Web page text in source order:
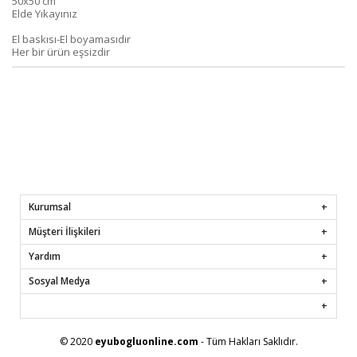
Elde Yıkayınız
El baskısı-El boyamasıdır
Her bir ürün eşsizdir
Kurumsal
Müşteri İlişkileri
Yardım
Sosyal Medya
© 2020 eyubogluonline.com - Tüm Hakları Saklıdır.